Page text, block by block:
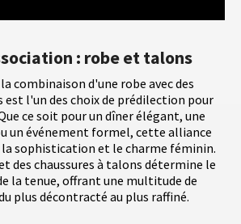
: robe et talons
combinaison d'une robe avec des
est l'un des choix de prédilection pour
ce soit pour un dîner élégant, une
un événement formel, cette alliance
sophistication et le charme féminin.
des chaussures à talons détermine le
la tenue, offrant une multitude de
plus décontracté au plus raffiné.